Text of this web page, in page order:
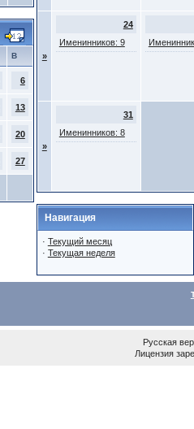
В
6
13
20
27
»
24
Именинников: 9
»
31
Именинников: 8
Навигация
· Текущий месяц
· Текущая неделя
Русская
Лицензия